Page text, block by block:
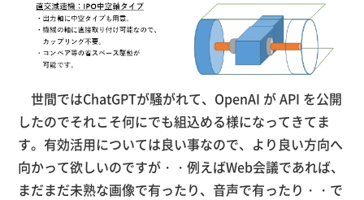
世間ではChatGPTが騒がれて、OpenAI が API を公開
したのでそれこそ何にでも組込める様になってきてま
す。有効活用については良い事なので、より良い方向へ
向かって欲しいのですが・・例えばWeb会議であれば、
まだまだ未熟な画像で有ったり、音声で有ったり・・で